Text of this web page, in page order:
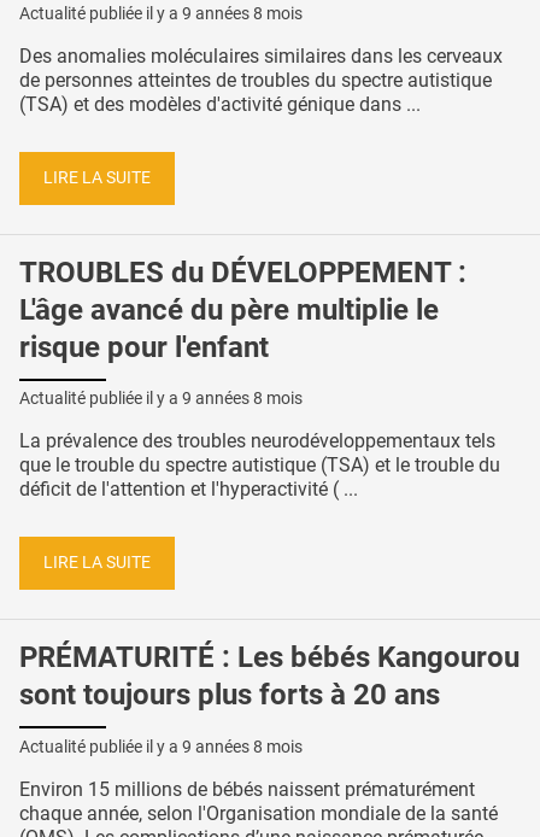
Actualité publiée il y a 9 années 8 mois
Des anomalies moléculaires similaires dans les cerveaux
de personnes atteintes de troubles du spectre autistique
(TSA) et des modèles d'activité génique dans ...
LIRE LA SUITE
TROUBLES du DÉVELOPPEMENT :
L'âge avancé du père multiplie le
risque pour l'enfant
Actualité publiée il y a 9 années 8 mois
La prévalence des troubles neurodéveloppementaux tels
que le trouble du spectre autistique (TSA) et le trouble du
déficit de l'attention et l'hyperactivité ( ...
LIRE LA SUITE
PRÉMATURITÉ : Les bébés Kangourou
sont toujours plus forts à 20 ans
Actualité publiée il y a 9 années 8 mois
Environ 15 millions de bébés naissent prématurément
chaque année, selon l'Organisation mondiale de la santé